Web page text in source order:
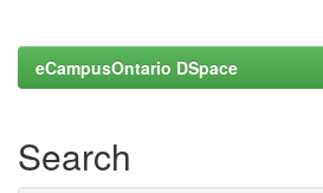
eCampusOntario DSpace
Search